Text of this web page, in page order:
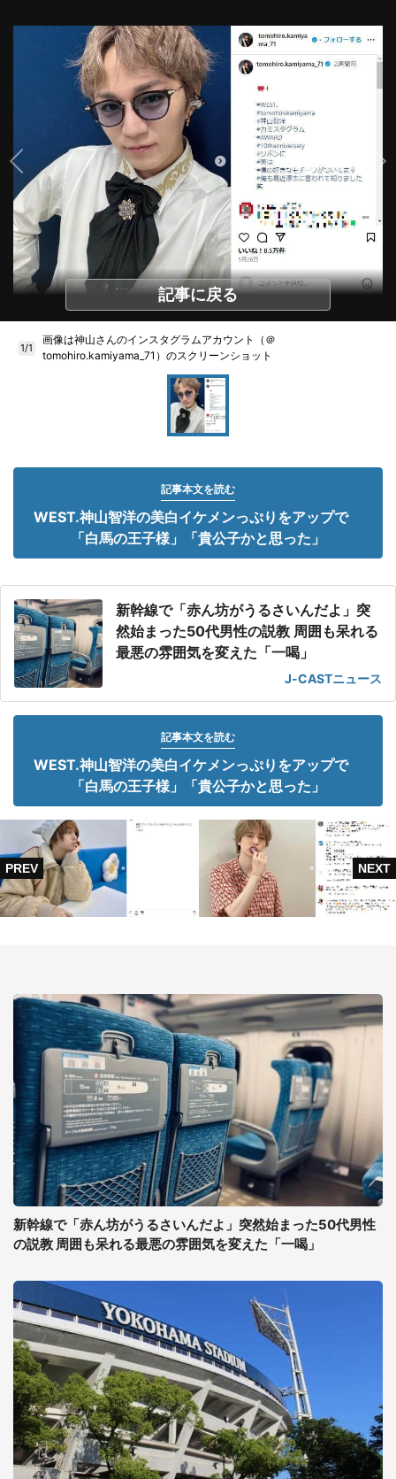
記事に戻る
1/1
画像は神山さんのインスタグラムアカウント（＠
tomohiro.kamiyama_71）のスクリーンショット
記事本文を読む
WEST.神山智洋の美白イケメンっぷりをアップで
「白馬の王子様」「貴公子かと思った」
新幹線で「赤ん坊がうるさいんだよ」突
然始まった50代男性の説教 周囲も呆れる
最悪の雰囲気を変えた「一喝」
J-CASTニュース
記事本文を読む
WEST.神山智洋の美白イケメンっぷりをアップで
「白馬の王子様」「貴公子かと思った」
新幹線で「赤ん坊がうるさいんだよ」突然始まった50代男性
の説教 周囲も呆れる最悪の雰囲気を変えた「一喝」